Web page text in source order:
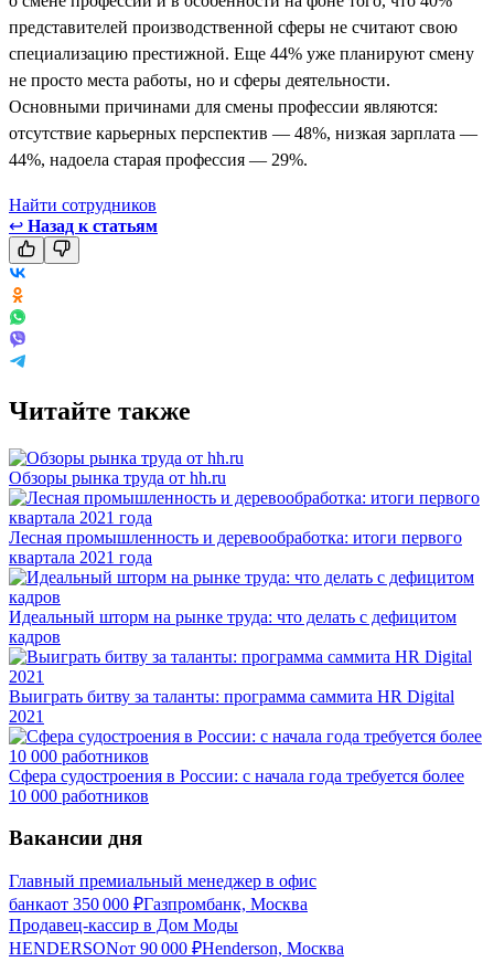
представителей производственной сферы не считают свою
специализацию престижной. Еще 44% уже планируют смену
не просто места работы, но и сферы деятельности.
Основными причинами для смены профессии являются:
отсутствие карьерных перспектив — 48%, низкая зарплата —
44%, надоела старая профессия — 29%.
Найти сотрудников
↩ Назад к статьям
Читайте также
Обзоры рынка труда от hh.ru
Лесная промышленность и деревообработка: итоги первого
квартала 2021 года
Идеальный шторм на рынке труда: что делать с дефицитом
кадров
Выиграть битву за таланты: программа саммита HR Digital
2021
Сфера судостроения в России: с начала года требуется более
10 000 работников
Вакансии дня
Главный премиальный менеджер в офис
банкаот 350 000 ₽Газпромбанк, Москва
Продавец-кассир в Дом Моды
HENDERSONот 90 000 ₽Henderson, Москва